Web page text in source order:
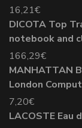
16,21€
DICOTA Top
notebook and
166,29€
MANHATTAN
London
7,20€
LACOSTE Eau